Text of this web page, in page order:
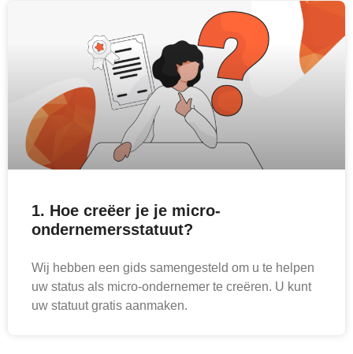
1. Hoe creëer je je micro-
ondernemersstatuut?
Wij hebben een gids samengesteld om u te helpen
uw status als micro-ondernemer te creëren. U kunt
uw statuut gratis aanmaken.